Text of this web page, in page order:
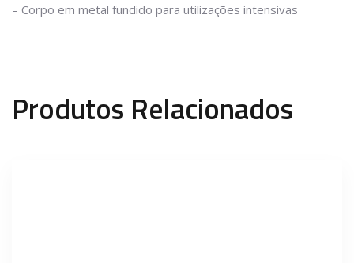
– Corpo em metal fundido para utilizações intensivas
Produtos Relacionados